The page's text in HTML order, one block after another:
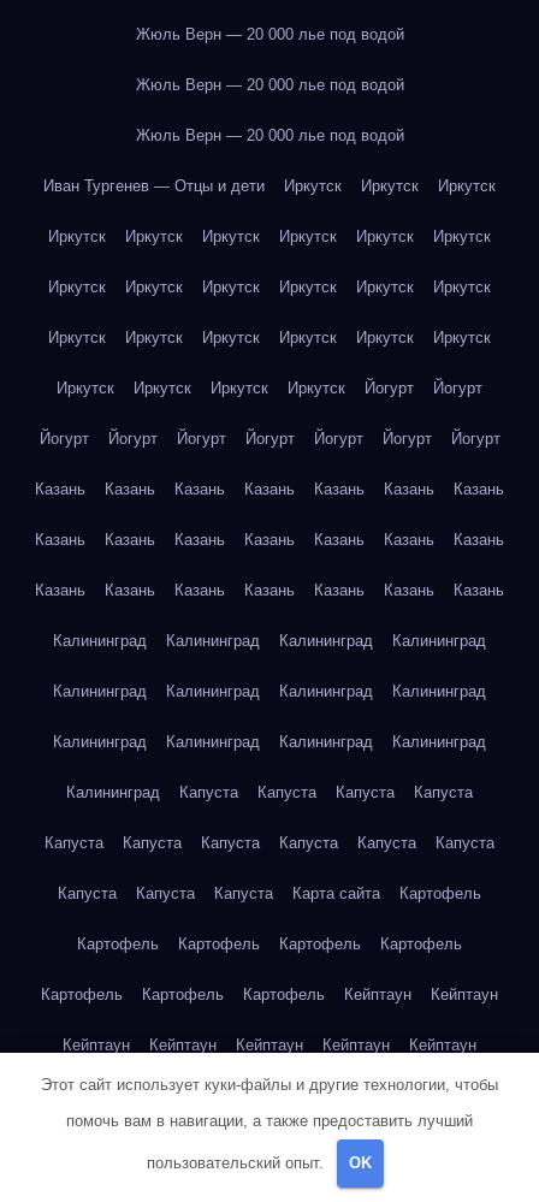
Жюль Верн — 20 000 лье под водой
Жюль Верн — 20 000 лье под водой
Жюль Верн — 20 000 лье под водой
Иван Тургенев — Отцы и дети Иркутск Иркутск Иркутск
Иркутск Иркутск Иркутск Иркутск Иркутск Иркутск
Иркутск Иркутск Иркутск Иркутск Иркутск Иркутск
Иркутск Иркутск Иркутск Иркутск Иркутск Иркутск
Иркутск Иркутск Иркутск Иркутск Йогурт Йогурт
Йогурт Йогурт Йогурт Йогурт Йогурт Йогурт Йогурт
Казань Казань Казань Казань Казань Казань Казань
Казань Казань Казань Казань Казань Казань Казань
Казань Казань Казань Казань Казань Казань Казань
Калининград Калининград Калининград Калининград
Калининград Калининград Калининград Калининград
Калининград Калининград Калининград Калининград
Калининград Капуста Капуста Капуста Капуста
Капуста Капуста Капуста Капуста Капуста Капуста
Капуста Капуста Капуста Карта сайта Картофель
Картофель Картофель Картофель Картофель
Картофель Картофель Картофель Кейптаун Кейптаун
Кейптаун Кейптаун Кейптаун Кейптаун Кейптаун
Кейптаун Кейптаун Кейптаун Кейптаун Кейптаун
Кейптаун
Этот сайт использует куки-файлы и другие технологии, чтобы
помочь вам в навигации, а также предоставить лучший
пользовательский опыт. OK